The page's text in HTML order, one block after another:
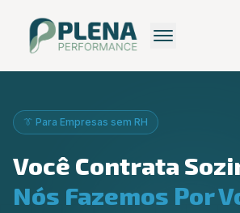
Recrutamento
Recrutamento: Saiba
Recrutamento
👔 Para Empresas sem RH
Você Contrata
Nós Fazemos Por